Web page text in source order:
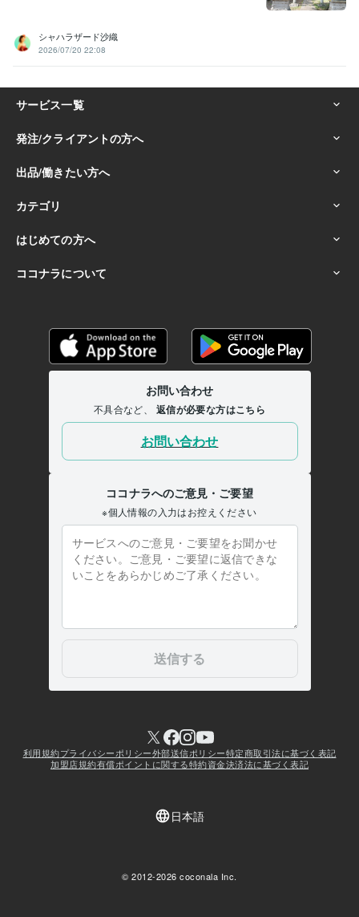
シャハラザード沙織
2026/07/20 22:08